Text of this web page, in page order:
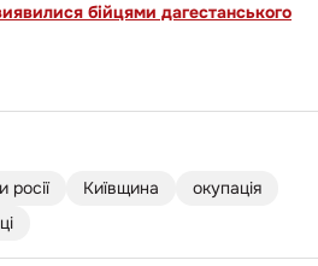
бійцями дагестанського
росії Київщина
окупація